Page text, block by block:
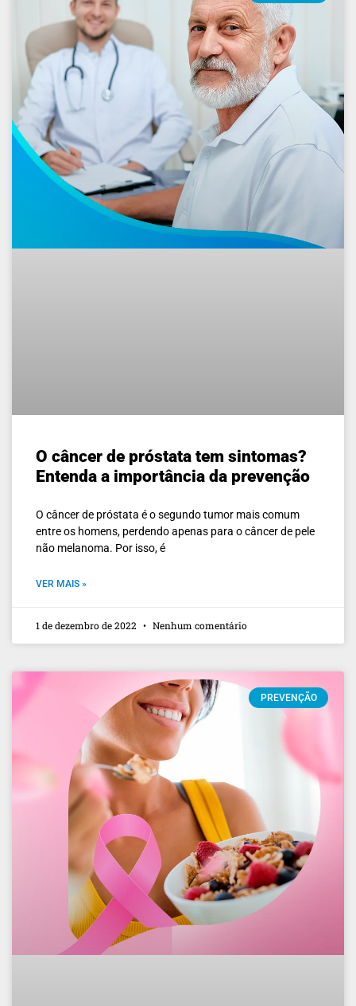
O câncer de próstata tem sintomas?
Entenda a importância da prevenção
O câncer de próstata é o segundo tumor mais comum
entre os homens, perdendo apenas para o câncer de pele
não melanoma. Por isso, é
VER MAIS »
1 de dezembro de 2022 Nenhum comentário
PREVENÇÃO